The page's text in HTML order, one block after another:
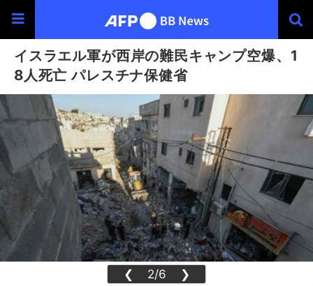
イスラエル軍が西岸の難民キャンプ空爆、1
8人死亡 パレスチナ保健省
❮ 2/6 ❯